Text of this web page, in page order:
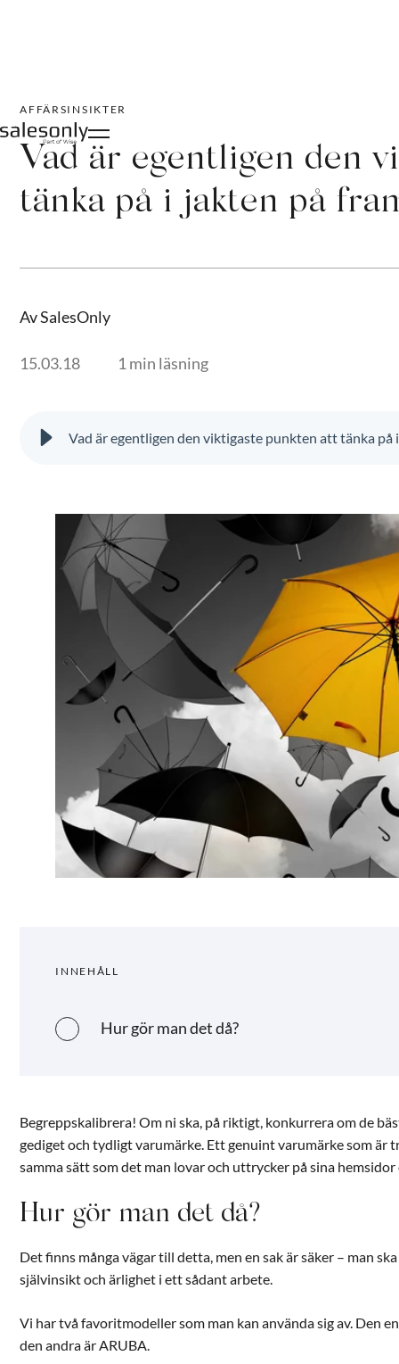
AFFÄRSINSIKTER
Vad är egentligen den
tänka på i jakten på
Av SalesOnly
15.03.18 1 min läsning
Vad är egentligen den viktigaste punkten att tänka
INNEHÅLL
Hur gör man det då?
Begreppskalibrera! Om ni ska, på riktigt, konkurrera om de
gediget och tydligt varumärke. Ett genuint varumärke som är
samma sätt som det man lovar och uttrycker på sina hemsidor
Hur gör man det då?
Det finns många vägar till detta, men en sak är säker – man
självinsikt och ärlighet i ett sådant arbete.
Vi har två favoritmodeller som man kan använda sig av. Den
den andra är ARUBA.